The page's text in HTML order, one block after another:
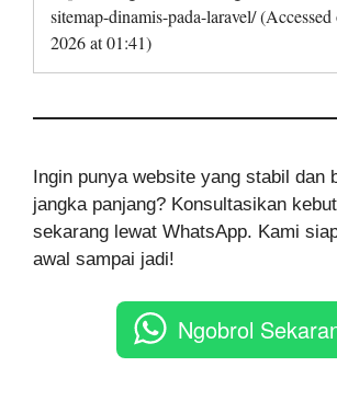
sitemap-dinamis-pada-laravel/
2026 at 01:41)
Ingin punya website yang stabil dan
jangka panjang? Konsultasikan
sekarang lewat WhatsApp. Kami
awal sampai jadi!
Ngobrol